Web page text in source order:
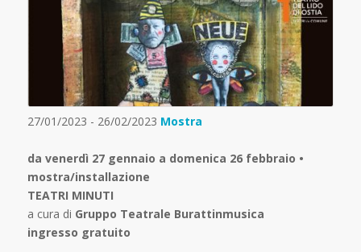
27/01/2023 - 26/02/2023 Mostra
da venerdì 27 gennaio a domenica 26 febbraio •
mostra/installazione
TEATRI MINUTI
a cura di Gruppo Teatrale Burattinmusica
ingresso gratuito